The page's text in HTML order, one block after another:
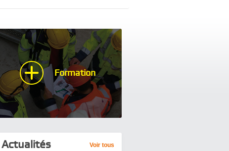
Formation
Actualités Voir tous